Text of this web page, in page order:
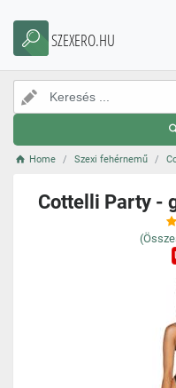
SZEXERO.HU
Home Szexi fehérnemű
Cottelli Party -